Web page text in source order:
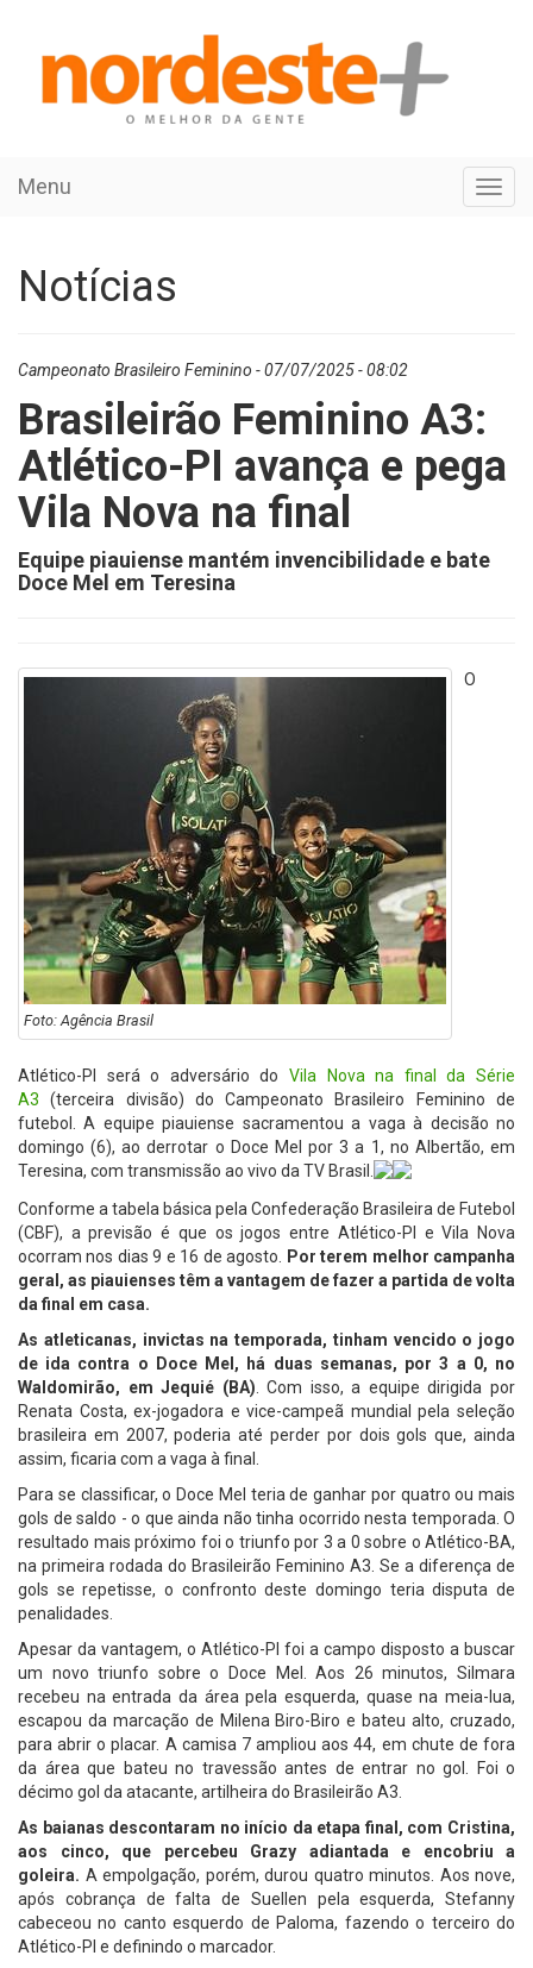
Menu
Notícias
Campeonato Brasileiro Feminino - 07/07/2025 - 08:02
Brasileirão Feminino A3:
Atlético-PI avança e pega
Vila Nova na final
Equipe piauiense mantém invencibilidade e bate
Doce Mel em Teresina
Foto: Agência Brasil
O
Atlético-PI será o adversário do Vila Nova na final da Série
A3(terceira divisão) do Campeonato Brasileiro Feminino de
futebol. A equipe piauiense sacramentou a vaga à decisão no
domingo (6), ao derrotar o Doce Mel por 3 a 1, no Albertão, em
Teresina, com transmissão ao vivo da TV Brasil.
Conforme a tabela básica pela Confederação Brasileira de Futebol
(CBF), a previsão é que os jogos entre Atlético-PI e Vila Nova
ocorram nos dias 9 e 16 de agosto.
Por terem melhor campanha
geral, as piauienses têm a vantagem de fazer a partida de volta
da final em casa.
As atleticanas, invictas na temporada, tinham vencido o jogo
de ida contra o Doce Mel, há duas semanas, por 3 a 0, no
Waldomirão, em Jequié (BA) . Com isso, a equipe dirigida por
Renata Costa, ex-jogadora e vice-campeã mundial pela seleção
brasileira em 2007, poderia até perder por dois gols que, ainda
assim, ficaria com a vaga à final.
Para se classificar, o Doce Mel teria de ganhar por quatro ou mais
gols de saldo - o que ainda não tinha ocorrido nesta temporada. O
resultado mais próximo foi o triunfo por 3 a 0 sobre o Atlético-BA,
na primeira rodada do Brasileirão Feminino A3. Se a diferença de
gols se repetisse, o confronto deste domingo teria disputa de
penalidades.
Apesar da vantagem, o Atlético-PI foi a campo disposto a buscar
um novo triunfo sobre o Doce Mel. Aos 26 minutos, Silmara
recebeu na entrada da área pela esquerda, quase na meia-lua,
escapou da marcação de Milena Biro-Biro e bateu alto, cruzado,
para abrir o placar. A camisa 7 ampliou aos 44, em chute de fora
da área que bateu no travessão antes de entrar no gol. Foi o
décimo gol da atacante, artilheira do Brasileirão A3.
As baianas descontaram no início da etapa final, com Cristina,
aos cinco, que percebeu Grazy adiantada e encobriu a
goleira. A empolgação, porém, durou quatro minutos. Aos nove,
após cobrança de falta de Suellen pela esquerda, Stefanny
cabeceou no canto esquerdo de Paloma, fazendo o terceiro do
Atlético-PI e definindo o marcador.